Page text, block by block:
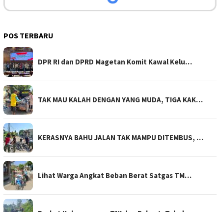
POS TERBARU
DPR RI dan DPRD Magetan Komit Kawal Kelu…
TAK MAU KALAH DENGAN YANG MUDA, TIGA KAK…
KERASNYA BAHU JALAN TAK MAMPU DITEMBUS, …
Lihat Warga Angkat Beban Berat Satgas TM…